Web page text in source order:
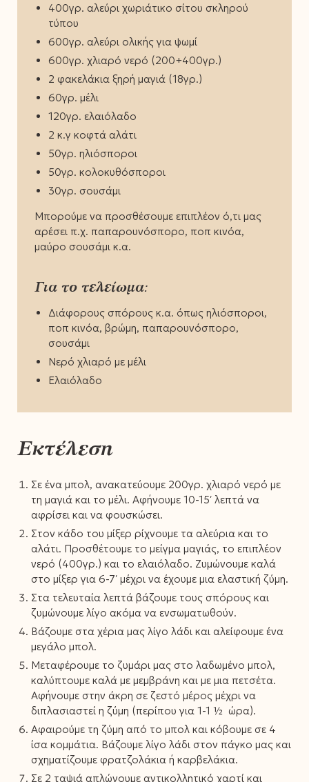
400γρ. αλεύρι χωριάτικο σίτου σκληρού
τύπου
600γρ. αλεύρι ολικής για ψωμί
600γρ. χλιαρό νερό (200+400γρ.)
2 φακελάκια ξηρή μαγιά (18γρ.)
60γρ. μέλι
120γρ. ελαιόλαδο
2 κ.γ κοφτά αλάτι
50γρ. ηλιόσποροι
50γρ. κολοκυθόσποροι
30γρ. σουσάμι
Μπορούμε να προσθέσουμε επιπλέον ό,τι μας
αρέσει π.χ. παπαρουνόσπορο, ποπ κινόα,
μαύρο σουσάμι κ.α.
Για το τελείωμα:
Διάφορους σπόρους κ.α. όπως ηλιόσποροι,
ποπ κινόα, βρώμη, παπαρουνόσπορο,
σουσάμι
Νερό χλιαρό με μέλι
Ελαιόλαδο
Εκτέλεση
Σε ένα μπολ, ανακατεύουμε 200γρ. χλιαρό νερό με
τη μαγιά και το μέλι. Αφήνουμε 10-15′ λεπτά να
αφρίσει και να φουσκώσει.
Στον κάδο του μίξερ ρίχνουμε τα αλεύρια και το
αλάτι. Προσθέτουμε το μείγμα μαγιάς, το επιπλέον
νερό (400γρ.) και το ελαιόλαδο. Ζυμώνουμε καλά
στο μίξερ για 6-7′ μέχρι να έχουμε μια ελαστική ζύμη.
Στα τελευταία λεπτά βάζουμε τους σπόρους και
ζυμώνουμε λίγο ακόμα να ενσωματωθούν.
Βάζουμε στα χέρια μας λίγο λάδι και αλείφουμε ένα
μεγάλο μπολ.
Μεταφέρουμε το ζυμάρι μας στο λαδωμένο μπολ,
καλύπτουμε καλά με μεμβράνη και με μια πετσέτα.
Αφήνουμε στην άκρη σε ζεστό μέρος μέχρι να
διπλασιαστεί η ζύμη (περίπου για 1-1 ½ ώρα).
Αφαιρούμε τη ζύμη από το μπολ και κόβουμε σε 4
ίσα κομμάτια. Βάζουμε λίγο λάδι στον πάγκο μας και
σχηματίζουμε φρατζολάκια ή καρβελάκια.
Σε 2 ταψιά απλώνουμε αντικολλητικό χαρτί και